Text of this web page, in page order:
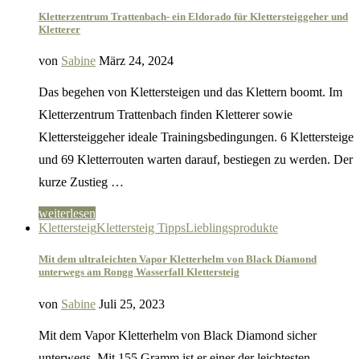
Kletterzentrum Trattenbach- ein Eldorado für Klettersteiggeher und
Kletterer
von Sabine März 24, 2024
Das begehen von Klettersteigen und das Klettern boomt. Im
Kletterzentrum Trattenbach finden Kletterer sowie
Klettersteiggeher ideale Trainingsbedingungen. 6 Klettersteige
und 69 Kletterrouten warten darauf, bestiegen zu werden. Der
kurze Zustieg …
weiterlesen
KlettersteigKlettersteig TippsLieblingsprodukte
Mit dem ultraleichten Vapor Kletterhelm von Black Diamond
unterwegs am Rongg Wasserfall Klettersteig
von Sabine Juli 25, 2023
Mit dem Vapor Kletterhelm von Black Diamond sicher